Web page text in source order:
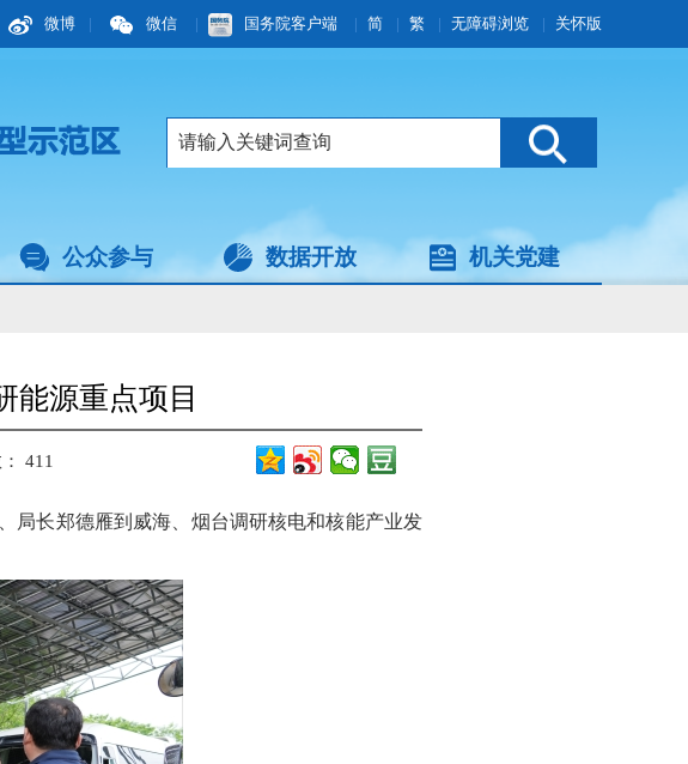
微博 | 微信 | 国务院客户端 | 简 | 繁 | 无障碍浏览 | 关怀版
公众参与 数据开放 机关党建
能源重点项目
411
局长郑德雁到威海、烟台调研核电和核能产业发